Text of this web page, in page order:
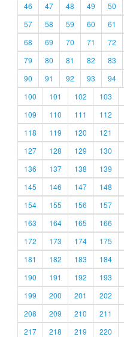
46
47 48 49 50
57
58 59 60 61
68
69 70 71 72
79
80 81 82 83
90
91 92 93 94
100
101 102 103
109
110 111 112
118
119 120 121
127
128 129 130
136
137 138 139
145
146 147 148
154
155 156 157
163
164 165 166
172
173 174 175
181
182 183 184
190
191 192 193
199
200 201 202
208
209 210 211
217
218 219 220